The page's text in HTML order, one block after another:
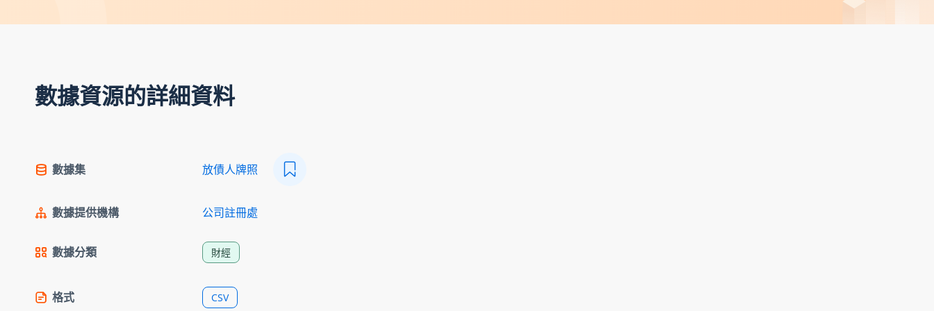
數據資源的詳細資料
數據集 放債人牌照
數據提供機構 公司註冊處
數據分類 財經
格式 CSV